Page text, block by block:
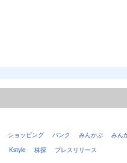
ショッピング バンク みんかぶ
みん
Kstyle
株探 プレスリリース